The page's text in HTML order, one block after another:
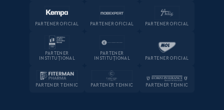
PARTENER OFICIAL PARTENER OFICIAL PARTENER OFICIAL
PARTENER
INSTITUȚIONAL
PARTENER
INSTITUȚIONAL
PARTENER OFICIAL
PARTENER TEHNIC PARTENER TEHNIC PARTENER TEHNIC